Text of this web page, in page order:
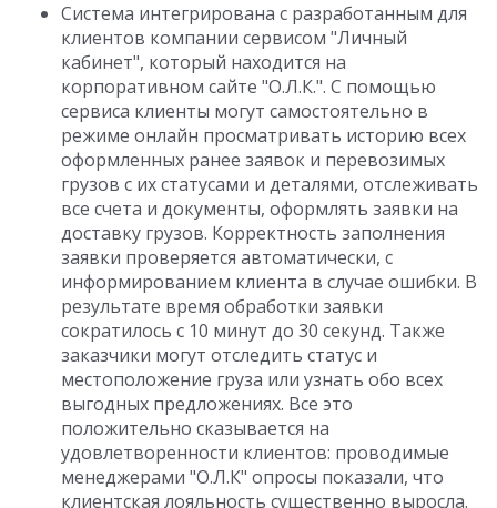
Система интегрирована с разработанным для
клиентов компании сервисом "Личный
кабинет", который находится на
корпоративном сайте "О.Л.К.". С помощью
сервиса клиенты могут самостоятельно в
режиме онлайн просматривать историю всех
оформленных ранее заявок и перевозимых
грузов с их статусами и деталями, отслеживать
все счета и документы, оформлять заявки на
доставку грузов. Корректность заполнения
заявки проверяется автоматически, с
информированием клиента в случае ошибки. В
результате время обработки заявки
сократилось с 10 минут до 30 секунд. Также
заказчики могут отследить статус и
местоположение груза или узнать обо всех
выгодных предложениях. Все это
положительно сказывается на
удовлетворенности клиентов: проводимые
менеджерами "О.Л.К" опросы показали, что
клиентская лояльность существенно выросла.